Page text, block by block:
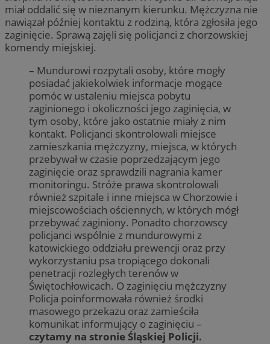
miał oddalić się w nieznanym kierunku. Mężczyzna nie
nawiązał później kontaktu z rodziną, która zgłosiła jego
zaginięcie. Sprawą zajęli się policjanci z chorzowskiej
komendy miejskiej.
– Mundurowi rozpytali osoby, które mogły
posiadać jakiekolwiek informacje mogące
pomóc w ustaleniu miejsca pobytu
zaginionego i okoliczności jego zaginięcia, w
tym osoby, które jako ostatnie miały z nim
kontakt. Policjanci skontrolowali miejsce
zamieszkania mężczyzny, miejsca, w których
przebywał w czasie poprzedzającym jego
zaginięcie oraz sprawdzili nagrania kamer
monitoringu. Stróże prawa skontrolowali
również szpitale i inne miejsca w Chorzowie i
miejscowościach ościennych, w których mógł
przebywać zaginiony. Ponadto chorzowscy
policjanci wspólnie z mundurowymi z
katowickiego oddziału prewencji oraz przy
wykorzystaniu psa tropiącego dokonali
penetracji rozległych terenów w
Świętochłowicach. O zaginięciu mężczyzny
Policja poinformowała również środki
masowego przekazu oraz zamieściła
komunikat informujący o zaginięciu –
czytamy na stronie Śląskiej Policji.